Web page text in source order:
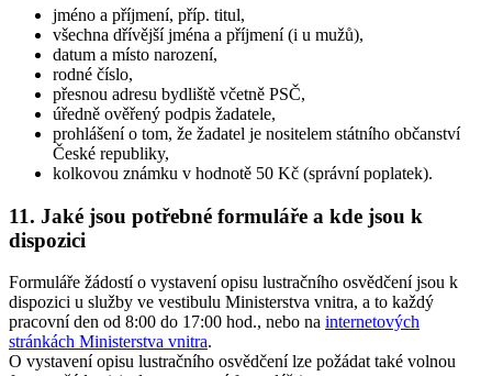
jméno a příjmení, příp. titul,
všechna dřívější jména a příjmení (i u mužů),
datum a místo narození,
rodné číslo,
přesnou adresu bydliště včetně PSČ,
úředně ověřený podpis žadatele,
prohlášení o tom, že žadatel je nositelem státního občanství
České republiky,
kolkovou známku v hodnotě 50 Kč (správní poplatek).
11. Jaké jsou potřebné formuláře a kde jsou k
dispozici
Formuláře žádostí o vystavení opisu lustračního osvědčení jsou k
dispozici u služby ve vestibulu Ministerstva vnitra, a to každý
pracovní den od 8:00 do 17:00 hod., nebo na internetových
stránkách Ministerstva vnitra.
O vystavení opisu lustračního osvědčení lze požádat také volnou